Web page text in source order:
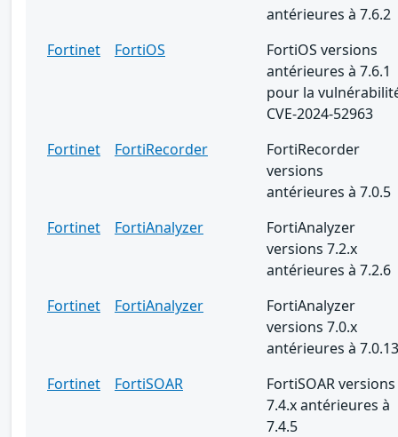
antérieures à 7.6.2
Fortinet
FortiOS
FortiOS versions
antérieures à 7.6.1
pour la
CVE-2024-52963
Fortinet
FortiRecorder
FortiRecorder
versions
antérieures à 7.0.5
Fortinet
FortiAnalyzer
FortiAnalyzer
versions 7.2.x
antérieures à 7.2.6
Fortinet
FortiAnalyzer
FortiAnalyzer
versions 7.0.x
antérieures à 7.0.13
Fortinet
FortiSOAR
FortiSOAR versions
7.4.x antérieures à
7.4.5